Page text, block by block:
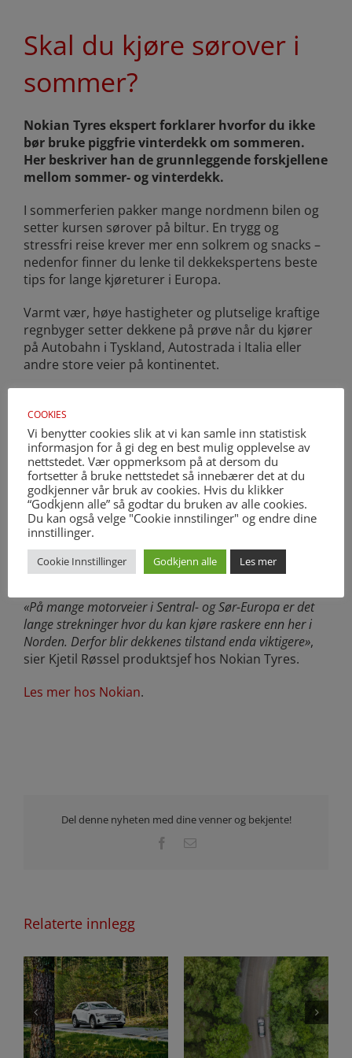
Skal du kjøre sørover i
sommer?
Nokian Tyres ekspert forklarer hvorfor du ikke
bør bruke piggfrie vinterdekk om sommeren.
Her beskriver han de grunnleggende forskjellene
mellom sommer- og vinterdekk.
I sommerferien pakker mange nordmenn bilen og
setter kursen sørover på biltur. En trygg og
stressfri reise krever mer enn solkrem og snacks –
nedenfor finner du lenke til dekkekspertens beste
tips for lange kjøreturer i Europa.
Varmt vær, høye hastigheter og plutselige kraftige
regnbyger setter dekkene på prøve når du kjører
på Autobahn i Tyskland, Autostrada i Italia eller
andre store veier på kontinentet.
Stikk gjerne innom for
en dekkprat
Vi har et bredt sortiment og er opptatt av
å finne de dekkene som passer deg, ditt
behov og ditt kjøremønster aller best
Asker Dekksenter – din dekkleverandør
«På mange motorveier i Sentral- og Sør-Europa er det
lange strekninger hvor du kan kjøre raskere enn her i
Norden. Derfor blir dekkenes tilstand enda viktigere»,
sier Kjetil Røssel produktsjef hos Nokian Tyres.
Les mer hos Nokian.
Del denne nyheten med dine venner og bekjente!
Facebook
E-
Relaterte innlegg
Sommerdekk til elbil –
slik velger du riktige
dekk
Sjekkliste for
sommerdekksesongen
COOKIES
Vi benytter cookies slik at vi kan samle inn statistisk
informasjon for å gi deg en best mulig opplevelse av
nettstedet. Vær oppmerksom på at dersom du
fortsetter å bruke nettstedet så innebærer det at du
godkjenner vår bruk av cookies. Hvis du klikker
“Godkjenn alle” så godtar du bruken av alle cookies.
Du kan også velge "Cookie innstilinger" og endre dine
innstillinger.
Cookie Innstillinger Godkjenn alle Les mer